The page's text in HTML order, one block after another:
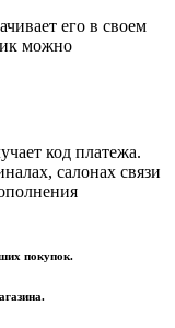
его в своем
можно
код платежа.
салонах связи
покупок.